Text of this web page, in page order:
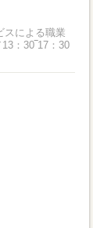
スによる職業
：30‾17：30